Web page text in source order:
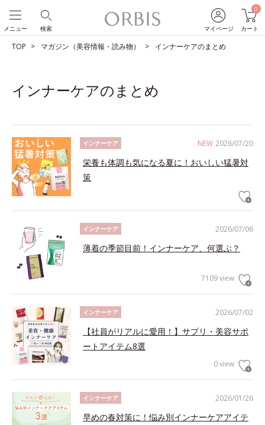
マイページ
0
カート
検索
メニュー
TOP マガジン（美容情報・読み物） インナーケアのまとめ
インナーケアのまとめ
NEW 2026/07/20
インナーケア
栄養も体調も気になる夏に！おいしい猛暑対
策
2026/07/06
インナーケア
薄着の季節目前！インナーケア、何選ぶ？
7109 view
2026/07/02
インナーケア
【社員がリアルに愛用！】サプリ・美容サポ
ートアイテム8選
0 view
2026/01/26
インナーケア
早めの春対策に！悩み別インナーケアアイテ